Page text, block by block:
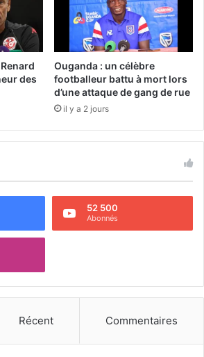
des
Ouganda : un célèbre
footballeur battu à mort lors
d’une attaque de gang de rue
il y a 2 jours
52 500
Abonnés
Récent Commentaires